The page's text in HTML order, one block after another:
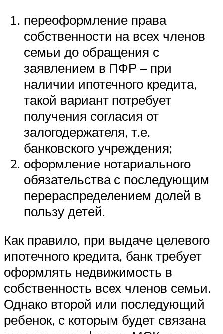
переоформление права
собственности на всех членов
семьи до обращения с
заявлением в ПФР – при
наличии ипотечного кредита,
такой вариант потребует
получения согласия от
залогодержателя, т.е.
банковского учреждения;
оформление нотариального
обязательства с последующим
перераспределением долей в
пользу детей.
Как правило, при выдаче целевого
ипотечного кредита, банк требует
оформлять недвижимость в
собственность всех членов семьи.
Однако второй или последующий
ребенок, с которым будет связана